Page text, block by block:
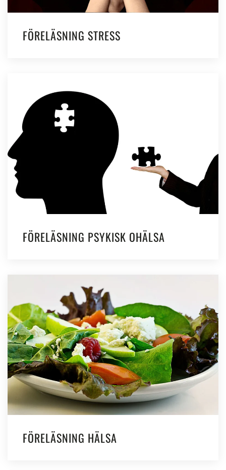
FÖRELÄSNING STRESS
FÖRELÄSNING PSYKISK OHÄLSA
FÖRELÄSNING HÄLSA